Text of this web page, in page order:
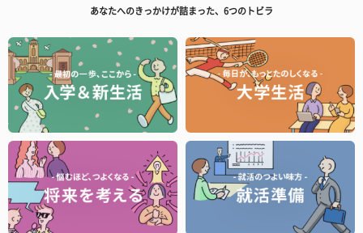
あなたへのきっかけが詰まった、6つのトビラ